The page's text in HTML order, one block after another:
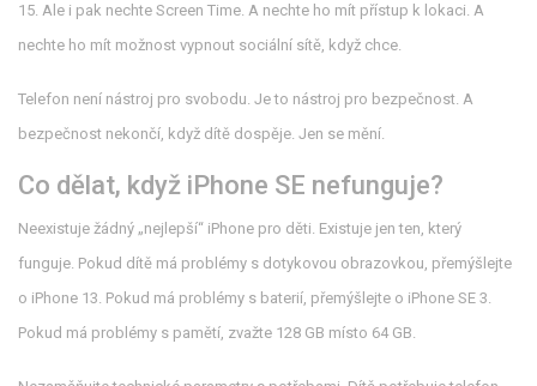
15. Ale i pak nechte Screen Time. A nechte ho mít přístup k lokaci. A
nechte ho mít možnost vypnout sociální sítě, když chce.
Telefon není nástroj pro svobodu. Je to nástroj pro bezpečnost. A
bezpečnost nekončí, když dítě dospěje. Jen se mění.
Co dělat, když iPhone SE nefunguje?
Neexistuje žádný „nejlepší“ iPhone pro děti. Existuje jen ten, který
funguje. Pokud dítě má problémy s dotykovou obrazovkou, přemýšlejte
o iPhone 13. Pokud má problémy s baterií, přemýšlejte o iPhone SE 3.
Pokud má problémy s pamětí, zvažte 128 GB místo 64 GB.